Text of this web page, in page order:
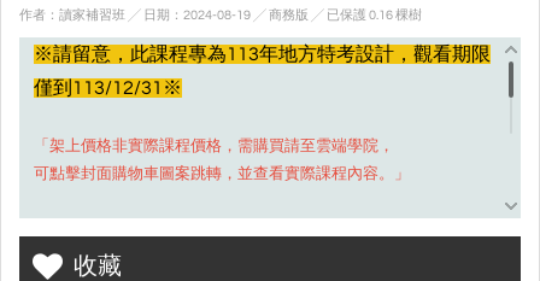
作者：讀家補習班 ╱ 日期：2024-08-19 ╱ 商務版 ╱ 已保護 0.16 棵樹
※請留意，此課程專為113年地方特考設計，觀看期限
僅到113/12/31※
「架上價格非實際課程價格，需購買請至雲端學院，
可點擊封面購物車圖案跳轉，並查看實際課程內容。」
✩課程產品介紹✩
•適用考試：113年地方特考-人事行政
收藏